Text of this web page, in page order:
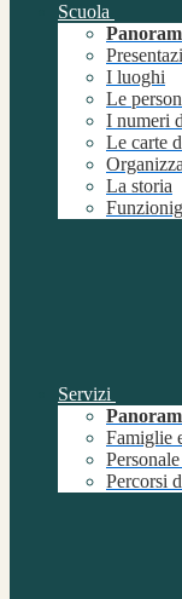
Scuola
I luoghi
Le
I numeri
Le carte
La storia
Servizi
Famiglie
Percorsi